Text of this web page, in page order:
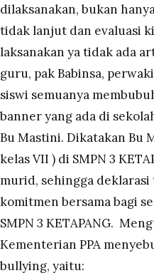
dilaksanakan, bukan
tidak lanjut dan evaluasi
laksanakan ya tidak ada
guru, pak Babinsa,
siswi semuanya
banner yang ada di
Bu Mastini. Dikatakan Bu
kelas VII ) di SMPN 3
murid, sehingga
komitmen bersama bagi
SMPN 3 KETAPANG.
Kementerian PPA
bullying, yaitu: